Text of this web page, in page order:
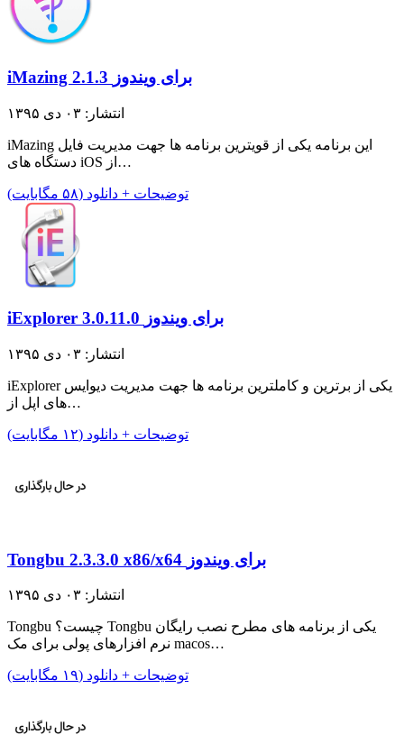
iMazing 2.1.3 برای ویندوز
انتشار: ۰۳ دی ۱۳۹۵
iMazing این برنامه یکی از قویترین برنامه ها جهت مدیریت فایل
دستگاه های iOS از…
توضیحات + دانلود (۵۸ مگابایت)
iExplorer 3.0.11.0 برای ویندوز
انتشار: ۰۳ دی ۱۳۹۵
iExplorer یکی از برترین و کاملترین برنامه ها جهت مدیریت دیوایس
های اپل از…
توضیحات + دانلود (۱۲ مگابایت)
Tongbu 2.3.3.0 x86/x64 برای ویندوز
انتشار: ۰۳ دی ۱۳۹۵
Tongbu چیست؟ Tongbu یکی از برنامه های مطرح نصب رایگان
نرم افزارهای پولی برای مک macos…
توضیحات + دانلود (۱۹ مگابایت)